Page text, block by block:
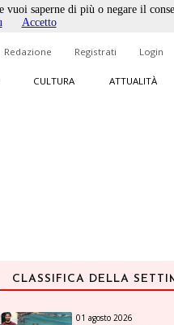
Redazione Registrati Login
CULTURA ATTUALITÀ
CLASSIFICA DELLA
01 agosto 2026
saperne di più o negare il
Accetto